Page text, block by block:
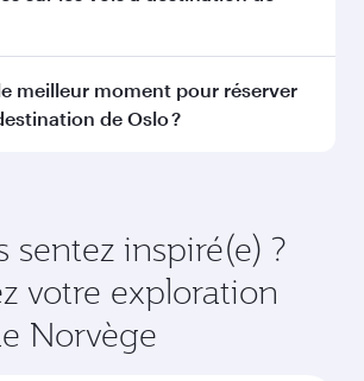
Doha, avec des
des classes de voyage dépend
et de la compagnie aérienne
Les classes de voyage
varier sur les vols opérés
Veuillez vérifier les détails
de la réservation.
meilleur moment pour réserver
de Oslo ?
aux dates de votre choix. Les
en fonction de la demande
la popularité de l'itinéraire et de
des classes de voyage.
sentez inspiré(e) ?
votre exploration
Norvège